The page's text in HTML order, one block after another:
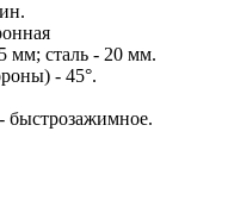
мм; сталь - 20 мм.
- 45°.
быстрозажимное.